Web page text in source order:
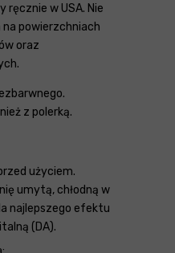
ręcznie w USA. Nie
powierzchniach
oraz
z polerką.
użyciem.
umytą, chłodną w
najlepszego efektu
(DA).